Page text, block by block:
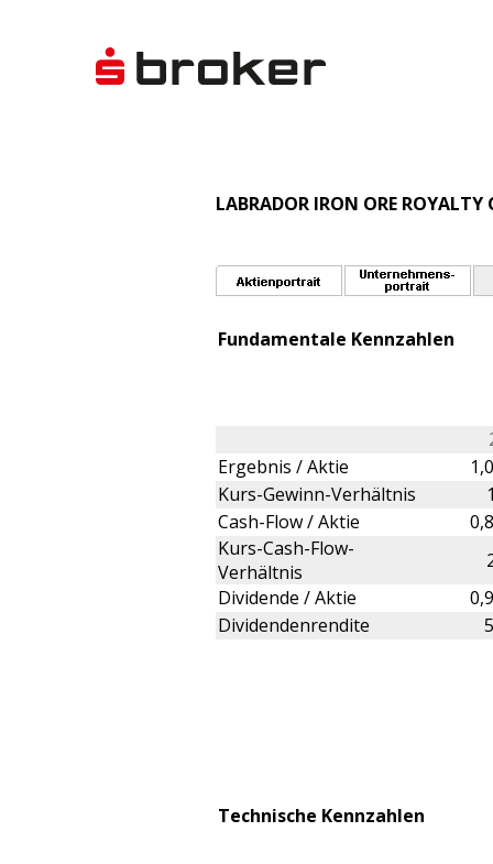
LABRADOR IRON ORE ROYALTY
Fundamentale Kennzahlen
Ergebnis / Aktie
Kurs-Gewinn-Verhältnis
Cash-Flow / Aktie
Kurs-Cash-Flow-
Verhältnis
Dividende / Aktie
Dividendenrendite
Technische Kennzahlen